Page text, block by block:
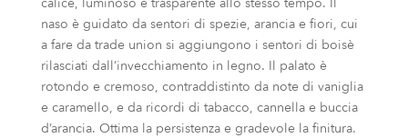
naso è guidato da sentori di spezie, arancia e fiori, cui
a fare da trade union si aggiungono i sentori di boisè
rilasciati dall’invecchiamento in legno. Il palato è
rotondo e cremoso, contraddistinto da note di vaniglia
e caramello, e da ricordi di tabacco, cannella e buccia
d’arancia. Ottima la persistenza e gradevole la finitura.